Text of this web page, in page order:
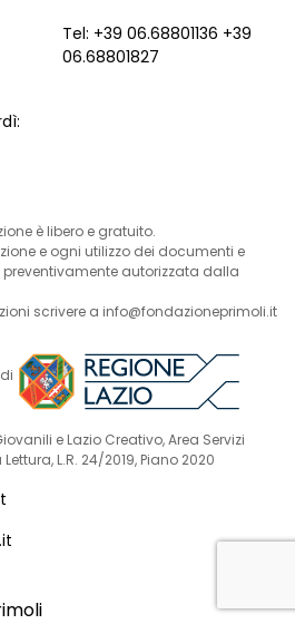
Tel: +39 06.68801136 +39
06.68801827
è libero e gratuito.
e ogni utilizzo dei documenti e
autorizzata dalla
scrivere a info@fondazioneprimoli.it
e Lazio Creativo, Area Servizi
L.R. 24/2019, Piano 2020